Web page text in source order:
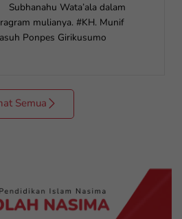
Subhanahu Wata’ala dalam
mulianya. #KH. Munif
Ponpes Girikusumo
Semua